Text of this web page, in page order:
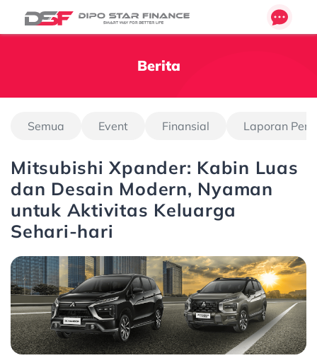
Berita
Semua Event Finansial Laporan
Mitsubishi Xpander: Kabin Luas
dan Desain Modern, Nyaman
untuk Aktivitas Keluarga
Sehari-hari